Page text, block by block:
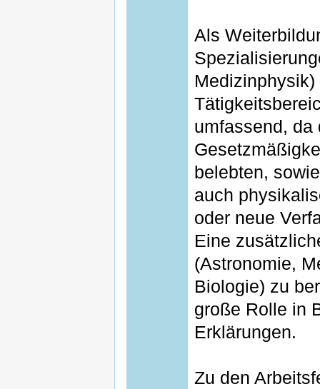
Als
umfassend, da
belebten,
auch
oder neue
Eine
(Astronomie,
Biologie) zu
große Rolle in
Erklärungen.
Zu den